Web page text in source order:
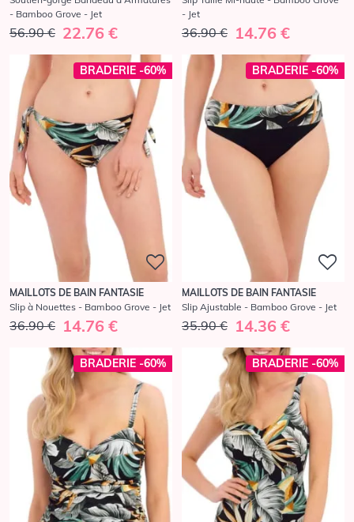
- Bamboo Grove - Jet
56.90 € 22.76 €
- Jet
36.90 € 14.76 €
BRADERIE -60%
MAILLOTS DE BAIN FANTASIE
Slip à Nouettes - Bamboo Grove - Jet
36.90 € 14.76 €
BRADERIE -60%
MAILLOTS DE BAIN FANTASIE
Slip Ajustable - Bamboo Grove - Jet
35.90 € 14.36 €
BRADERIE -60% BRADERIE -60%